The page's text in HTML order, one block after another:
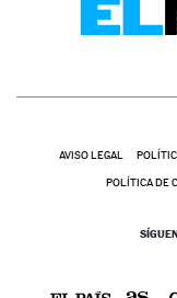
AVISO LEGAL
POLÍTICA DE